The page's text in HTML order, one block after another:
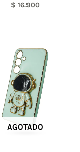
$ 16.900
AGOTADO